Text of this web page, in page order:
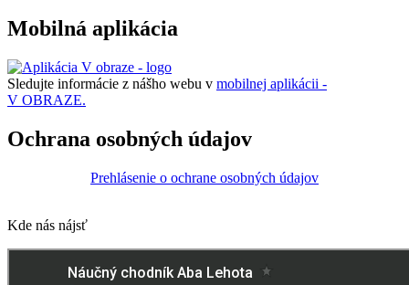
Mobilná aplikácia
Sledujte informácie z nášho webu v mobilnej aplikácii -
V OBRAZE.
Ochrana osobných údajov
Prehlásenie o ochrane osobných údajov
Kde nás nájsť